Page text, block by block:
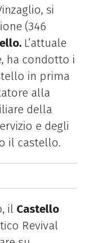
si
(346
L’attuale
ha condotto i
in prima
alla
della
e degli
il castello.
il Castello
Revival